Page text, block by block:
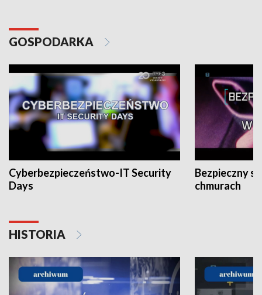
GOSPODARKA
Cyberbezpieczeństwo-IT Security
Days
Bezpieczny
chmurach
HISTORIA